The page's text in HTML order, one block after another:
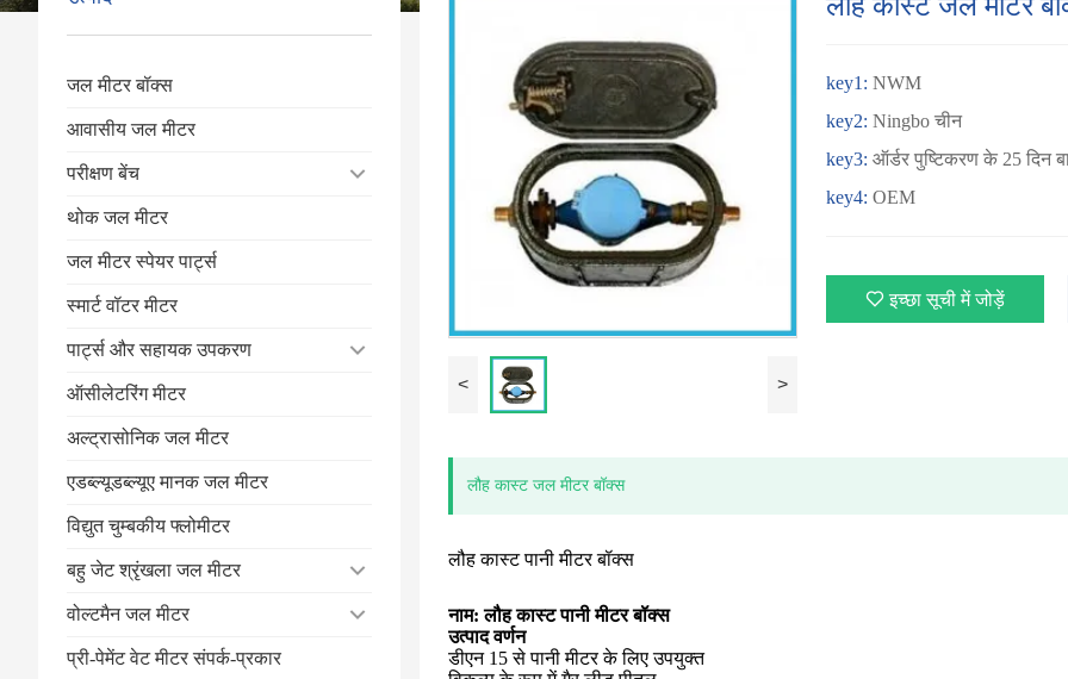
जल मीटर बॉक्स
आवासीय जल मीटर
परीक्षण बेंच
थोक जल मीटर
जल मीटर स्पेयर पार्ट्स
स्मार्ट वॉटर मीटर
पार्ट्स और सहायक उपकरण
ऑसीलेटरिंग मीटर
अल्ट्रासोनिक जल मीटर
एडब्ल्यूडब्ल्यूए मानक जल मीटर
विद्युत चुम्बकीय फ्लोमीटर
बहु जेट श्रृंखला जल मीटर
वोल्टमैन जल मीटर
प्री-पेमेंट वेट मीटर संपर्क-प्रकार
< >
key1: NWM
key2: Ningbo चीन
key3: ऑर्डर पुष्टिकरण के 25 दिन
key4: OEM
इच्छा सूची में जोड़ें
लौह कास्ट जल मीटर बॉक्स
लौह कास्ट पानी मीटर बॉक्स
नाम: लौह कास्ट पानी मीटर बॉक्स
उत्पाद वर्णन
डीएन 15 से पानी मीटर के लिए उपयुक्त